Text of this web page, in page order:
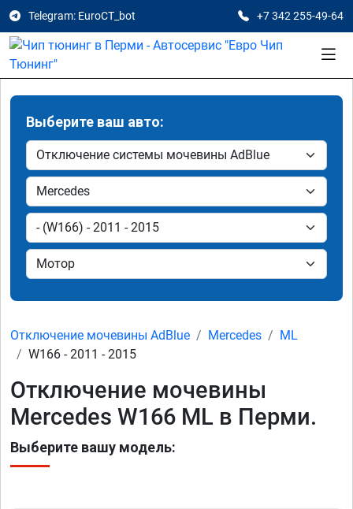
Telegram: EuroCT_bot +7 342 255-49-64
Выберите ваш авто:
Отключение мочевины AdBlue Mercedes
ML
W166 - 2011 - 2015
Отключение мочевины
Mercedes W166 ML в Перми.
Выберите вашу модель: